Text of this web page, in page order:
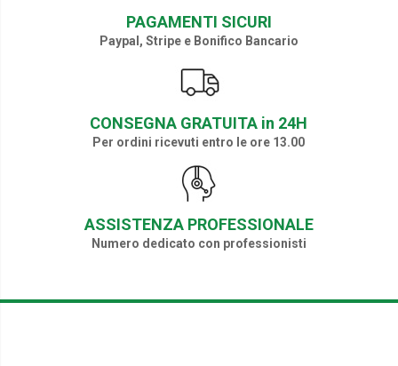
PAGAMENTI SICURI
Paypal, Stripe e Bonifico Bancario
CONSEGNA GRATUITA in 24H
Per ordini ricevuti entro le ore 13.00
ASSISTENZA PROFESSIONALE
Numero dedicato con professionisti